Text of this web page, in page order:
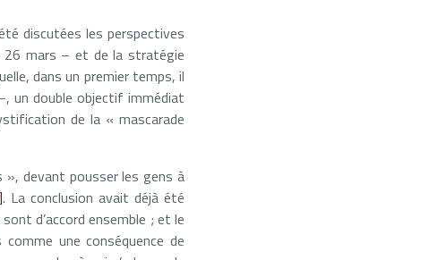
discutées les perspectives
26 mars – et de la stratégie
dans un premier temps, il
un double objectif immédiat
de la « mascarade
», devant pousser les gens à
. La conclusion avait déjà été
d’accord ensemble ; et le
une conséquence de